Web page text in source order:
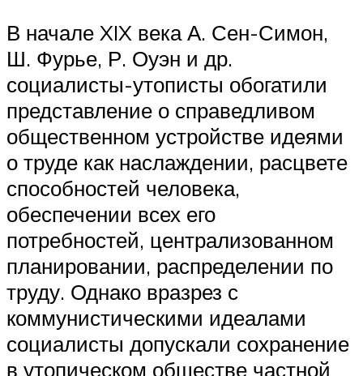
В начале XIX века А. Сен-Симон,
Ш. Фурье, Р. Оуэн и др.
социалисты-утописты обогатили
представление о справедливом
общественном устройстве идеями
о труде как наслаждении, расцвете
способностей человека,
обеспечении всех его
потребностей, централизованном
планировании, распределении по
труду. Однако вразрез с
коммунистическими идеалами
социалисты допускали сохранение
в утопическом обществе частной